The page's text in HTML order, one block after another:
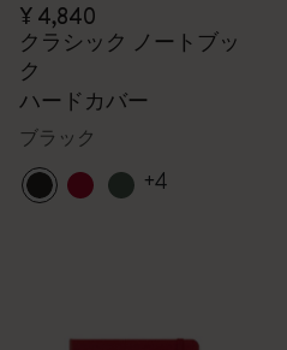
¥ 4,840
クラシック ノートブッ
ク
ハードカバー
ブラック
+4